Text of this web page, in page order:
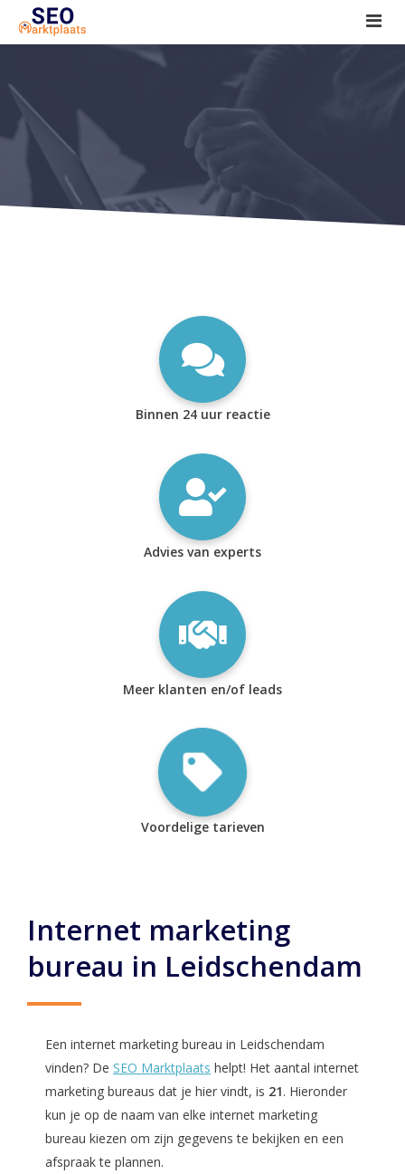
SEO tools reviews
Marketeer bij jou in de buurt?
Offerte
1. Seo voor beginners +
2. Onderzoeken +
Binnen 24 uur reactie
Advies van experts
Meer klanten en/of leads
Voordelige tarieven
Internet marketing
bureau in Leidschendam
Een internet marketing bureau in Leidschendam
vinden? De SEO Marktplaats helpt! Het aantal internet
marketing bureaus dat je hier vindt, is 21. Hieronder
kun je op de naam van elke internet marketing
bureau kiezen om zijn gegevens te bekijken en een
afspraak te plannen.